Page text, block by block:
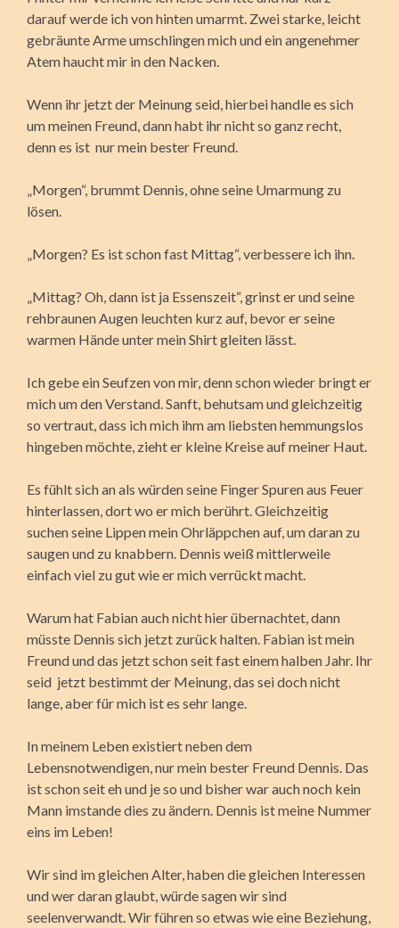
darauf werde ich von hinten umarmt. Zwei starke, leicht
gebräunte Arme umschlingen mich und ein angenehmer
Atem haucht mir in den Nacken.
Wenn ihr jetzt der Meinung seid, hierbei handle es sich
um meinen Freund, dann habt ihr nicht so ganz recht,
denn es ist nur mein bester Freund.
„Morgen“, brummt Dennis, ohne seine Umarmung zu
lösen.
„Morgen? Es ist schon fast Mittag“, verbessere ich ihn.
„Mittag? Oh, dann ist ja Essenszeit“, grinst er und seine
rehbraunen Augen leuchten kurz auf, bevor er seine
warmen Hände unter mein Shirt gleiten lässt.
Ich gebe ein Seufzen von mir, denn schon wieder bringt er
mich um den Verstand. Sanft, behutsam und gleichzeitig
so vertraut, dass ich mich ihm am liebsten hemmungslos
hingeben möchte, zieht er kleine Kreise auf meiner Haut.
Es fühlt sich an als würden seine Finger Spuren aus Feuer
hinterlassen, dort wo er mich berührt. Gleichzeitig
suchen seine Lippen mein Ohrläppchen auf, um daran zu
saugen und zu knabbern. Dennis weiß mittlerweile
einfach viel zu gut wie er mich verrückt macht.
Warum hat Fabian auch nicht hier übernachtet, dann
müsste Dennis sich jetzt zurück halten. Fabian ist mein
Freund und das jetzt schon seit fast einem halben Jahr. Ihr
seid jetzt bestimmt der Meinung, das sei doch nicht
lange, aber für mich ist es sehr lange.
In meinem Leben existiert neben dem
Lebensnotwendigen, nur mein bester Freund Dennis. Das
ist schon seit eh und je so und bisher war auch noch kein
Mann imstande dies zu ändern. Dennis ist meine Nummer
eins im Leben!
Wir sind im gleichen Alter, haben die gleichen Interessen
und wer daran glaubt, würde sagen wir sind
seelenverwandt. Wir führen so etwas wie eine Beziehung,